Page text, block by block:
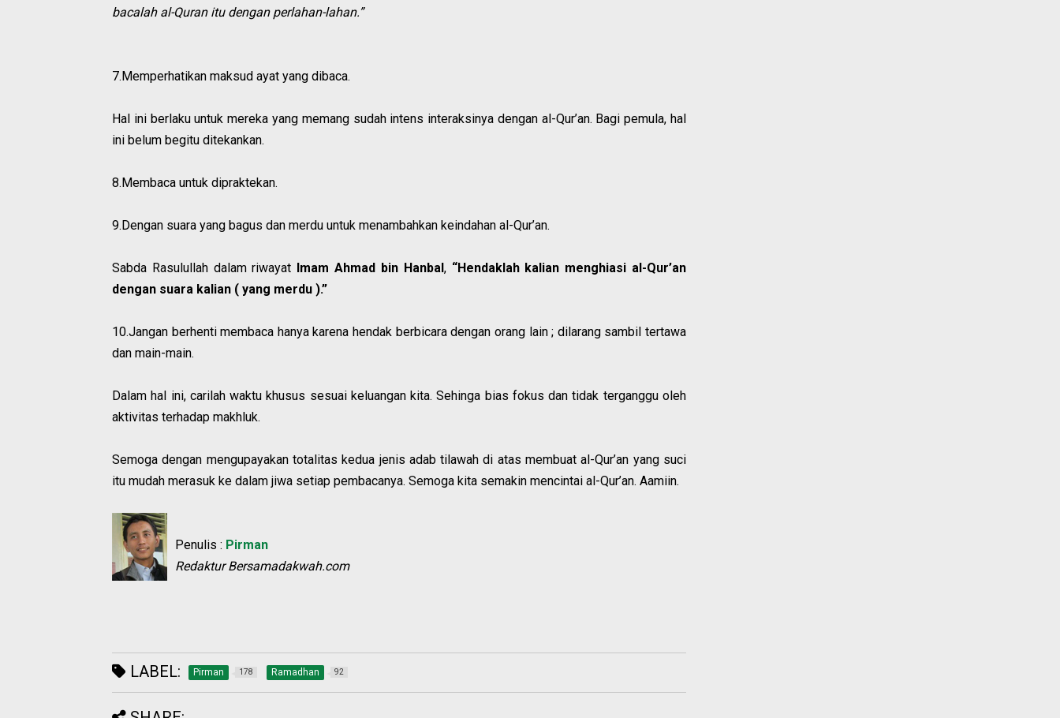
bacalah al-Quran itu dengan perlahan-lahan.”
7.Memperhatikan maksud ayat yang dibaca.
Hal ini berlaku untuk mereka yang memang sudah intens interaksinya dengan al-Qur’an. Bagi pemula, hal
ini belum begitu ditekankan.
8.Membaca untuk dipraktekan.
9.Dengan suara yang bagus dan merdu untuk menambahkan keindahan al-Qur’an.
Sabda Rasulullah dalam riwayat Imam Ahmad bin Hanbal , “Hendaklah kalian menghiasi al-Qur’an
dengan suara kalian ( yang merdu ).”
10.Jangan berhenti membaca hanya karena hendak berbicara dengan orang lain ; dilarang sambil tertawa
dan main-main.
Dalam hal ini, carilah waktu khusus sesuai keluangan kita. Sehinga bias fokus dan tidak terganggu oleh
aktivitas terhadap makhluk.
Semoga dengan mengupayakan totalitas kedua jenis adab tilawah di atas membuat al-Qur’an yang suci
itu mudah merasuk ke dalam jiwa setiap pembacanya. Semoga kita semakin mencintai al-Qur’an. Aamiin.
Penulis : Pirman
Redaktur Bersamadakwah.com
LABEL: Pirman 178 Ramadhan 92